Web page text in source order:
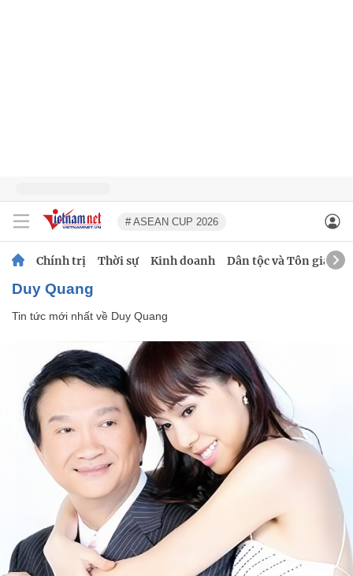
# ASEAN CUP 2026
Chính trị Thời sự Kinh doanh Dân tộc và Tôn giáo
Duy Quang
Tin tức mới nhất về Duy Quang